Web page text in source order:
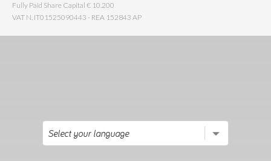
Fully Paid Share Capital € 10.200
VAT N. IT01525090443 - REA 152843 AP